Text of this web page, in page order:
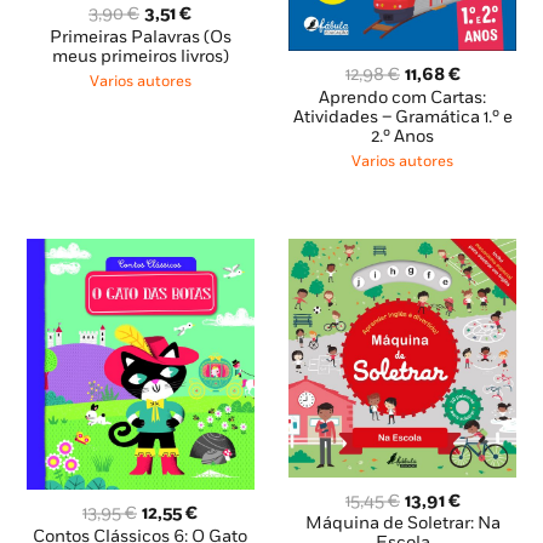
3,90€ O
preço
original
era:
3,51€O
preço
atual
é:
Primeiras Palavras (Os
meus primeiros livros)
Varios autores 12,98€ O
preço
original
era:
12,98 €.
11,68€O
preço
atual
Aprendo com Cartas:
Atividades – Gramática 1.º e
2.º Anos
Varios autores
13,95€ O
preço
12,55€O
preço
Contos Clássicos 6: O Gato
15,45€ O
preço
13,91€O
preço
Máquina de Soletrar: Na